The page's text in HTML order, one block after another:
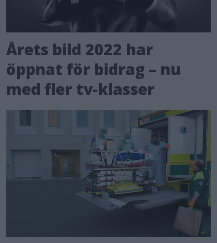
Årets bild 2022 har
öppnat för bidrag – nu
med fler tv-klasser